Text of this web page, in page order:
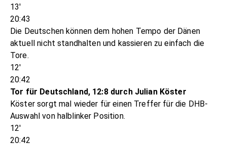
13'
20:43
Die Deutschen können dem hohen Tempo der Dänen
aktuell nicht standhalten und kassieren zu einfach die
Tore.
12'
20:42
Tor für Deutschland, 12:8 durch Julian Köster
Köster sorgt mal wieder für einen Treffer für die DHB-
Auswahl von halblinker Position.
12'
20:42